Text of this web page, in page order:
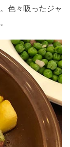
色々吸ったジャ